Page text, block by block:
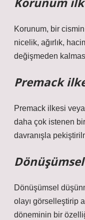
Korunum, bir
nicelik, ağırlık,
değişmeden
Premack
Premack ilkesi
daha çok istenen
davranışla
Dönüşümsel
olayı görselleştirip
döneminin bir